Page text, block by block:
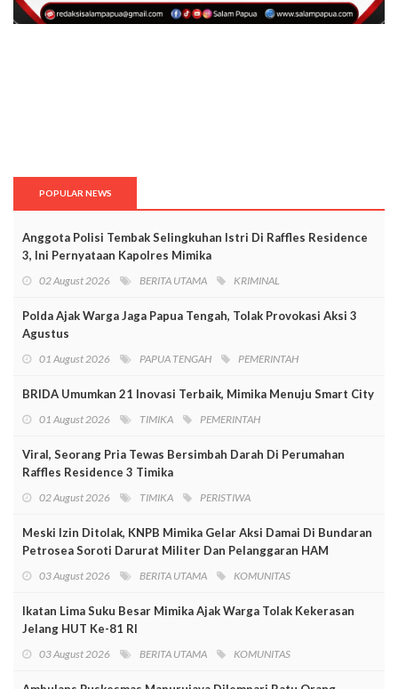
POPULAR NEWS
Anggota Polisi Tembak Selingkuhan Istri Di Raffles Residence
3, Ini Pernyataan Kapolres Mimika
02 August 2026 BERITA UTAMA KRIMINAL
Polda Ajak Warga Jaga Papua Tengah, Tolak Provokasi Aksi 3
Agustus
01 August 2026 PAPUA TENGAH PEMERINTAH
BRIDA Umumkan 21 Inovasi Terbaik, Mimika Menuju Smart City
01 August 2026 TIMIKA PEMERINTAH
Viral, Seorang Pria Tewas Bersimbah Darah Di Perumahan
Raffles Residence 3 Timika
02 August 2026 TIMIKA PERISTIWA
Meski Izin Ditolak, KNPB Mimika Gelar Aksi Damai Di Bundaran
Petrosea Soroti Darurat Militer Dan Pelanggaran HAM
03 August 2026 BERITA UTAMA KOMUNITAS
Ikatan Lima Suku Besar Mimika Ajak Warga Tolak Kekerasan
Jelang HUT Ke-81 RI
03 August 2026 BERITA UTAMA KOMUNITAS